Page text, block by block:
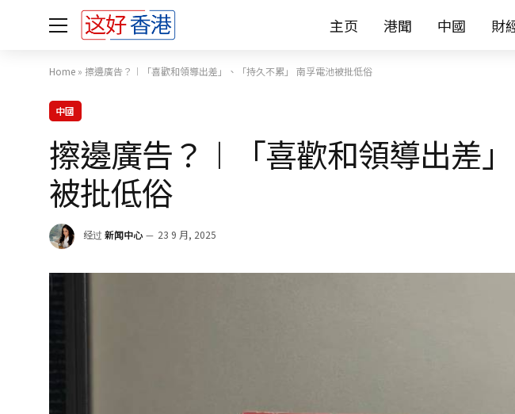
主页 港聞 中國 財
Home » 擦邊廣告？︱「喜歡和領導出差」、「持久不累」 南孚電池被批低俗
中國
擦邊廣告？︱「喜歡和領導出差
被批低俗
经过 新闻中心 23 9 月, 2025